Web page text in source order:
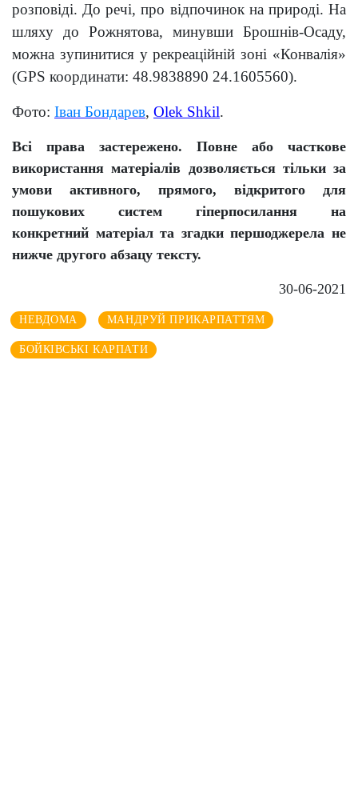
розповіді. До речі, про відпочинок на природі. На
шляху до Рожнятова, минувши Брошнів-Осаду,
можна зупинитися у рекреаційній зоні «Конвалія»
(GPS координати: 48.9838890 24.1605560).
Фото: Іван Бондарев, Olek Shkil.
Всі права застережено. Повне або часткове
використання матеріалів дозволяється тільки за
умови активного, прямого, відкритого для
пошукових систем гіперпосилання на
конкретний матеріал та згадки першоджерела не
нижче другого абзацу тексту.
30-06-2021
НЕВДОМА МАНДРУЙ ПРИКАРПАТТЯМ
БОЙКІВСЬКІ КАРПАТИ